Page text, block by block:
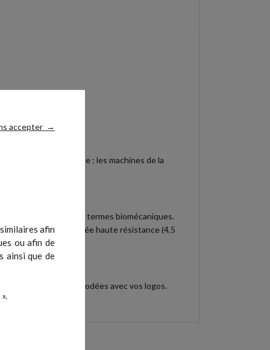
accepter →
afin
ou afin de
ainsi que de
très haute résistance : les machines de la
élevées en termes biomécaniques.
par sangle armée haute résistance (4,5
selleries soient brodées avec vos logos.